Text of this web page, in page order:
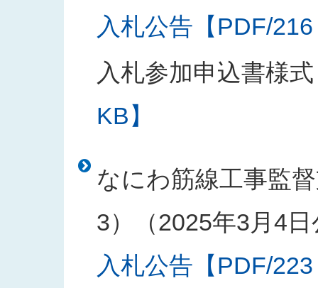
入札公告【PDF/
入札参加申込書様式
KB】
なにわ筋線工事監
3）（2025年3月4
入札公告【PDF/